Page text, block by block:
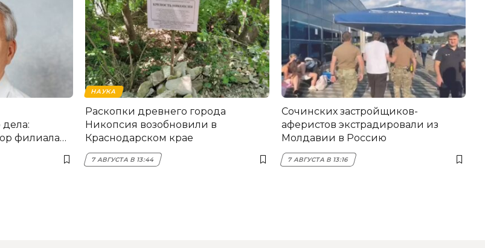
филиала
НАУКА
Раскопки древнего города
Никопсия возобновили в
Краснодарском крае
7 АВГУСТА В 13:44
Сочинских застройщиков-
аферистов экстрадировали из
Молдавии в Россию
7 АВГУСТА В 13:16